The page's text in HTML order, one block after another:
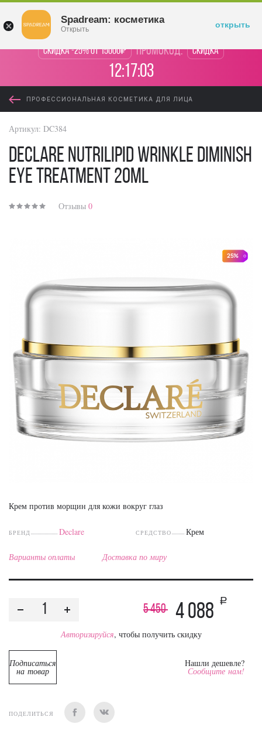
Скидка -25% от 15000₽ промокод: Скидка
12:17:03
ПРОФЕССИОНАЛЬНАЯ КОСМЕТИКА ДЛЯ ЛИЦА
25%
Артикул: DC384
Declare Nutrilipid Wrinkle Diminish
Eye Treatment 20ml
Отзывы 0
Крем против морщин для кожи вокруг глаз
БРЕНД Declare СРЕДСТВО Крем
Варианты оплаты Доставка по миру
5 450 4 088
a
Авторизируйся, чтобы получить скидку
Подписаться
на товар
Нашли дешевле?
Сообщите нам!
ПОДЕЛИТЬСЯ
Spadream: косметика
Открыть открыть